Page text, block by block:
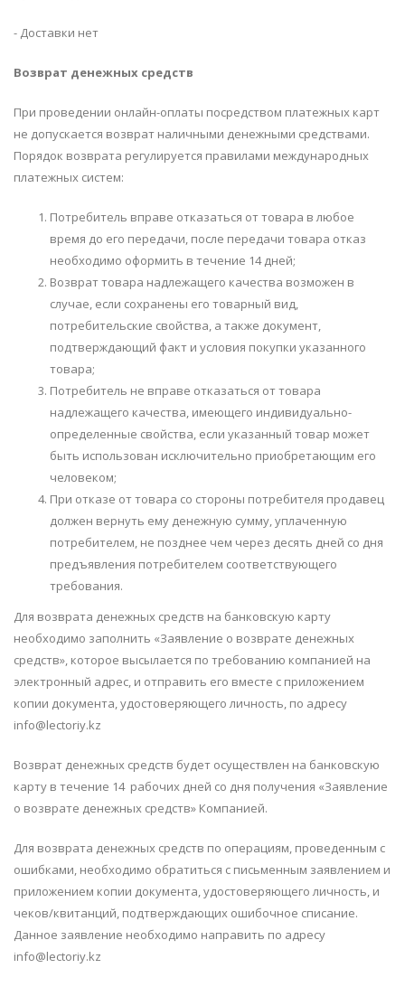
- Доставки нет
Возврат денежных средств
При проведении онлайн-оплаты посредством платежных карт
не допускается возврат наличными денежными средствами.
Порядок возврата регулируется правилами международных
платежных систем:
Потребитель вправе отказаться от товара в любое
время до его передачи, после передачи товара отказ
необходимо оформить в течение 14 дней;
Возврат товара надлежащего качества возможен в
случае, если сохранены его товарный вид,
потребительские свойства, а также документ,
подтверждающий факт и условия покупки указанного
товара;
Потребитель не вправе отказаться от товара
надлежащего качества, имеющего индивидуально-
определенные свойства, если указанный товар может
быть использован исключительно приобретающим его
человеком;
При отказе от товара со стороны потребителя продавец
должен вернуть ему денежную сумму, уплаченную
потребителем, не позднее чем через десять дней со дня
предъявления потребителем соответствующего
требования.
Для возврата денежных средств на банковскую карту
необходимо заполнить «Заявление о возврате денежных
средств», которое высылается по требованию компанией на
электронный адрес, и отправить его вместе с приложением
копии документа, удостоверяющего личность, по адресу
info@lectoriy.kz
Возврат денежных средств будет осуществлен на банковскую
карту в течение 14 рабочих дней со дня получения «Заявление
о возврате денежных средств» Компанией.
Для возврата денежных средств по операциям, проведенным с
ошибками, необходимо обратиться с письменным заявлением и
приложением копии документа, удостоверяющего личность, и
чеков/квитанций, подтверждающих ошибочное списание.
Данное заявление необходимо направить по адресу
info@lectoriy.kz